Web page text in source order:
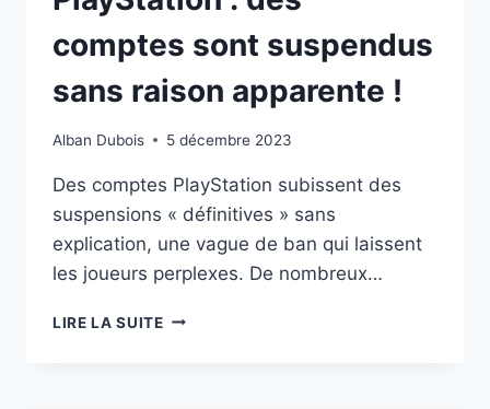
comptes sont suspendus
sans raison apparente !
Alban Dubois 5 décembre 2023
Des comptes PlayStation subissent des
suspensions « définitives » sans
explication, une vague de ban qui laissent
les joueurs perplexes. De nombreux…
LIRE LA SUITEPLAYSTATION